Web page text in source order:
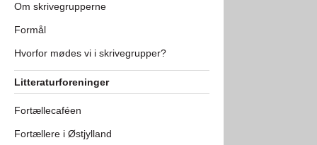
Om skrivegrupperne
Formål
Hvorfor mødes vi i skrivegrupper?
Litteraturforeninger
Fortællecaféen
Fortællere i Østjylland